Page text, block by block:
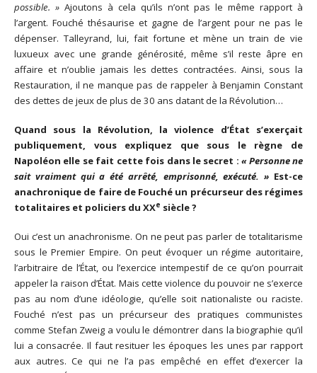
possible. » Ajoutons à cela qu’ils n’ont pas le même rapport à
l’argent. Fouché thésaurise et gagne de l’argent pour ne pas le
dépenser. Talleyrand, lui, fait fortune et mène un train de vie
luxueux avec une grande générosité, même s’il reste âpre en
affaire et n’oublie jamais les dettes contractées. Ainsi, sous la
Restauration, il ne manque pas de rappeler à Benjamin Constant
des dettes de jeux de plus de 30 ans datant de la Révolution…
Quand sous la Révolution, la violence d’État s’exerçait
publiquement, vous expliquez que sous le règne de
Napoléon elle se fait cette fois dans le secret :« Personne ne
sait vraiment qui a été arrêté, emprisonné, exécuté. » Est-ce
anachronique de faire de Fouché un précurseur des régimes
totalitaires et policiers du XXe siècle ?
Oui c’est un anachronisme. On ne peut pas parler de totalitarisme
sous le Premier Empire. On peut évoquer un régime autoritaire,
l’arbitraire de l’État, ou l’exercice intempestif de ce qu’on pourrait
appeler la raison d’État. Mais cette violence du pouvoir ne s’exerce
pas au nom d’une idéologie, qu’elle soit nationaliste ou raciste.
Fouché n’est pas un précurseur des pratiques communistes
comme Stefan Zweig a voulu le démontrer dans la biographie qu’il
lui a consacrée. Il faut resituer les époques les unes par rapport
aux autres. Ce qui ne l’a pas empêché en effet d’exercer la